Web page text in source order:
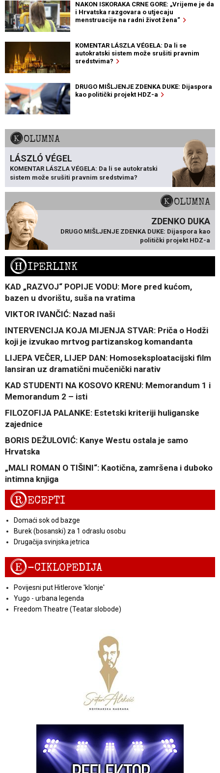
NAKON ISKORAKA CRNE GORE: „Vrijeme je da
i Hrvatska razgovara o utjecaju
menstruacije na radni život žena“
KOMENTAR LÁSZLA VÉGELA: Da li se
autokratski sistem može srušiti pravnim
sredstvima?
DRUGO MIŠLJENJE ZDENKA DUKE: Dijaspora
kao politički projekt HDZ-a
KOLUMNA
LÁSZLÓ VÉGEL
KOMENTAR LÁSZLA VÉGELA: Da li se autokratski
sistem može srušiti pravnim sredstvima?
KOLUMNA
ZDENKO DUKA
DRUGO MIŠLJENJE ZDENKA DUKE: Dijaspora kao
politički projekt HDZ-a
HIPERLINK
KAD „RAZVOJ“ POPIJE VODU: More pred kućom,
bazen u dvorištu, suša na vratima
VIKTOR IVANČIĆ: Nazad naši
INTERVENCIJA KOJA MIJENJA STVAR: Priča o Hodži
koji je izvukao mrtvog partizanskog komandanta
LIJEPA VEČER, LIJEP DAN: Homoseksploatacijski film
lansiran uz dramatični mučenički narativ
KAD STUDENTI NA KOSOVO KRENU: Memorandum 1 i
Memorandum 2 – isti
FILOZOFIJA PALANKE: Estetski kriteriji huliganske
zajednice
BORIS DEŽULOVIĆ: Kanye Westu ostala je samo
Hrvatska
„MALI ROMAN O TIŠINI“: Kaotična, zamršena i duboko
intimna knjiga
RECEPTI
Domaći sok od bazge
Burek (bosanski) za 1 odraslu osobu
Drugačija svinjska jetrica
E-CIKLOPEDIJA
Povijesni put Hitlerove 'klonje'
Yugo - urbana legenda
Freedom Theatre (Teatar slobode)